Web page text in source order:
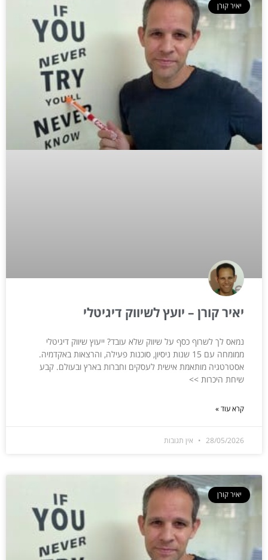
יאיר קורן
יאיר קורן – יועץ לשיווק דיגיטלי
נמאס לך לשרוף כסף על שיווק שלא עובד? ייעוץ שיווק דיגיטלי
ממומחה עם 15 שנות ניסיון, סוכנות פעילה, והרצאות באקדמיה.
אסטרטגיה מותאמת אישית לעסקים וחברות בארץ ובעולם. קבע
שיחת היכרות >>
קרא עוד »
28/05/2026 אין תגובות
יאיר קורן